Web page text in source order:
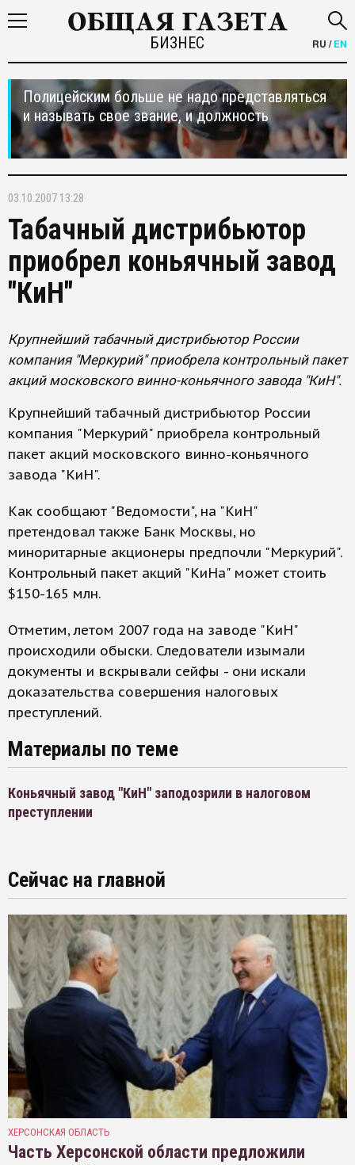
БИЗНЕС RU /EN
Полицейским больше не надо представляться
и называть свое звание, и должность
03.10.2007 13:28
Табачный дистрибьютор
приобрел коньячный завод
"КиН"
Крупнейший табачный дистрибьютор России
компания "Меркурий" приобрела контрольный пакет
акций московского винно-коньячного завода "КиН".
Крупнейший табачный дистрибьютор России
компания "Меркурий" приобрела контрольный
пакет акций московского винно-коньячного
завода "КиН".
Как сообщают "Ведомости", на "КиН"
претендовал также Банк Москвы, но
миноритарные акционеры предпочли "Меркурий".
Контрольный пакет акций "КиНа" может стоить
$150-165 млн.
Отметим, летом 2007 года на заводе "КиН"
происходили обыски. Следователи изымали
документы и вскрывали сейфы - они искали
доказательства совершения налоговых
преступлений.
Материалы по теме
Коньячный завод "КиН" заподозрили в налоговом
преступлении
Сейчас на главной
ХЕРСОНСКАЯ ОБЛАСТЬ
Часть Херсонской области предложили